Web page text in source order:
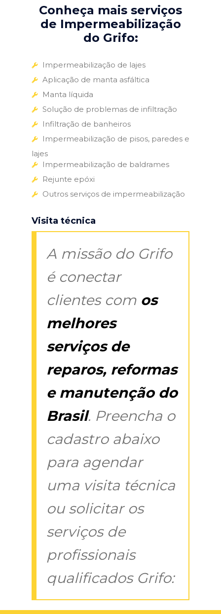
Conheça mais serviços
de Impermeabilização
do Grifo:
Impermeabilização de lajes
Aplicação de manta asfáltica
Manta líquida
Solução de problemas de infiltração
Infiltração de banheiros
Impermeabilização de pisos, paredes e
lajes
Impermeabilização de baldrames
Rejunte epóxi
Outros serviços de impermeabilização
Visita técnica
A missão do Grifo
é conectar
clientes com os
melhores
serviços de
reparos, reformas
e manutenção do
Brasil. Preencha o
cadastro abaixo
para agendar
uma visita técnica
ou solicitar os
serviços de
profissionais
qualificados Grifo: